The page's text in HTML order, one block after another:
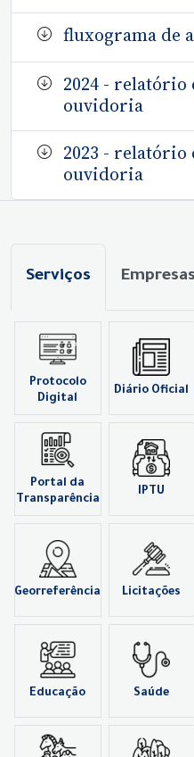
fluxograma de
2024 - relatório
ouvidoria
2023 - relatório
ouvidoria
Serviços Empresas
Protocolo
Digital
Diário Oficial
Portal da
Transparência
IPTU
Georreferência Licitações
Educação Saúde